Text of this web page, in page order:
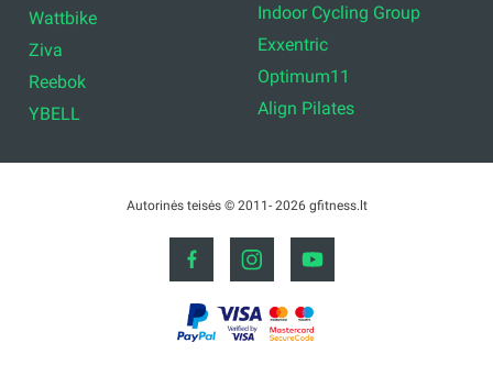
Wattbike
Ziva
Reebok
YBELL
Indoor Cycling Group
Exxentric
Optimum11
Align Pilates
Autorinės teisės © 2011- 2026 gfitness.lt